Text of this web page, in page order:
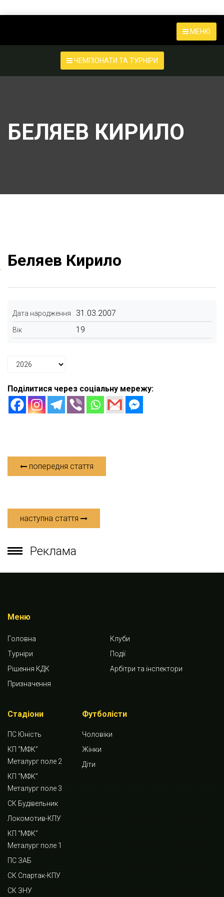
МЕНЮ
ЧЕМПІОНАТИ ТА ТУРНІРИ
БЕЛЯЕВ КИРИЛО
Беляев Кирило
Дата народження 31.03.2007
Вік 19
Поділитися через соціальну мережу:
попередня стаття
наступна стаття
Реклама
Меню
Головна
Клуби
Турніри
Події
Рішення КДК
Арбітри та інспектори
Призначення
Стадіони
ПС Юність
КП “МФК”
Металург поле 2
КП “МФК”
Металург поле 3
СК Будівельник
Локомотив-КПУ
КП “МФК”
Металург поле 1
ПС ЗАБ
СК Спартак-КПУ
СК ЗНУ
Футболісти
Чоловіки
Жінки
Діти